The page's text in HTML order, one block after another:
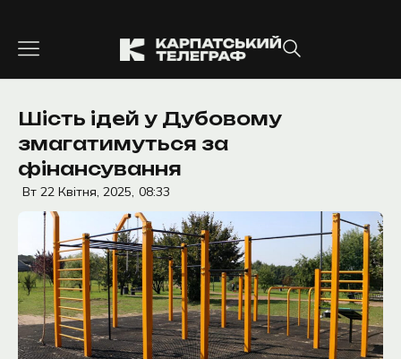
вмісту
Шість ідей у Дубовому
змагатимуться за
фінансування
Вт 22 Квітня, 2025, 08:33